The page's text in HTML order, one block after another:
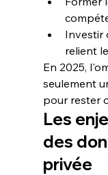
Investir
relient
En 2025,
seulement
pour rester
Les
des
privée